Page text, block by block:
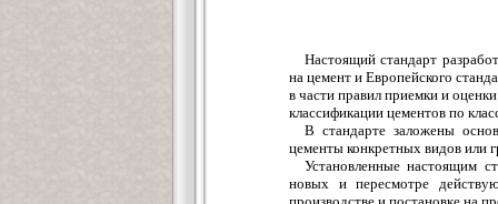
Настоящий стандарт
на цемент и Европейского
в части правил приемки и
классификации цементов по
В стандарте заложены
цементы конкретных видов или
Установленные настоящим
новых и пересмотре